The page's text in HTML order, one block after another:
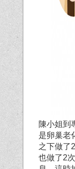
陳小姐到
是卵巢老
之下做了
也做了2